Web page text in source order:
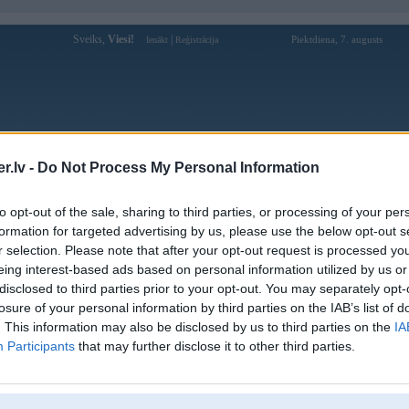
- Do Not Process My Personal Information
opt-out of the sale, sharing to third parties, or processing of your
for targeted advertising by us, please use the below opt-out
selection. Please note that after your opt-out request is processed
interest-based ads based on personal information utilized by us
to third parties prior to your opt-out. You may separately
of your personal information by third parties on the IAB’s list of
This information may also be disclosed by us to third parties on the
Participants that may further disclose it to other third parties.
Sveiks, Viesi! Ienākt Reģistrācija Piektdiena, 7. augusts
Forums Galerijas Reģistrācija Lietotāji
Lietotāja five88boats profils
Lietotājvārds:
five88boats
Ziņojumi forumā:
0
Pēdējie ziņojumi forumā